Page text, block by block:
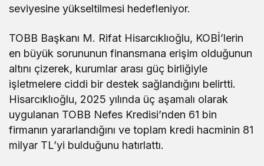
seviyesine yükseltilmesi hedefleniyor.
TOBB Başkanı M. Rifat Hisarcıklıoğlu, KOBİ’lerin
en büyük sorununun finansmana erişim olduğunun
altını çizerek, kurumlar arası güç birliğiyle
işletmelere ciddi bir destek sağlandığını belirtti.
Hisarcıklıoğlu, 2025 yılında üç aşamalı olarak
uygulanan TOBB Nefes Kredisi’nden 61 bin
firmanın yararlandığını ve toplam kredi hacminin 81
milyar TL’yi bulduğunu hatırlattı.